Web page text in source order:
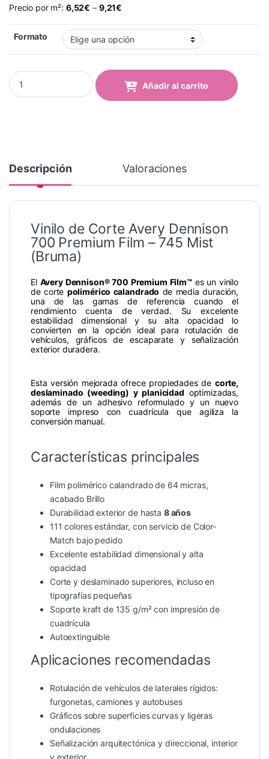
Precio por m²: 6,52€ – 9,21€
Formato
Vinilo Avery 700 Bruma (745 Mist) quantity
Añadir al carrito
Descripción Valoraciones
Vinilo de Corte Avery Dennison
700 Premium Film – 745 Mist
(Bruma)
El Avery Dennison® 700 Premium Film™es un vinilo
de corte polimérico calandrado de media duración,
una de las gamas de referencia cuando el
rendimiento cuenta de verdad. Su excelente
estabilidad dimensional y su alta opacidad lo
convierten en la opción ideal para rotulación de
vehículos, gráficos de escaparate y señalización
exterior duradera.
Esta versión mejorada ofrece propiedades de corte,
deslaminado (weeding) y planicidad optimizadas,
además de un adhesivo reformulado y un nuevo
soporte impreso con cuadrícula que agiliza la
conversión manual.
Características principales
Film polimérico calandrado de 64 micras,
acabado Brillo
Durabilidad exterior de hasta 8 años
111 colores estándar, con servicio de Color-
Match bajo pedido
Excelente estabilidad dimensional y alta
opacidad
Corte y deslaminado superiores, incluso en
tipografías pequeñas
Soporte kraft de 135 g/m² con impresión de
cuadrícula
Autoextinguible
Aplicaciones recomendadas
Rotulación de vehículos de laterales rígidos:
furgonetas, camiones y autobuses
Gráficos sobre superficies curvas y ligeras
ondulaciones
Señalización arquitectónica y direccional, interior